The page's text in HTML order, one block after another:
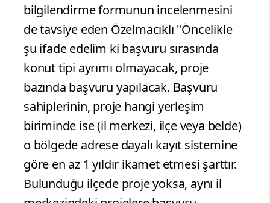
bilgilendirme formunun incelenmesini
de tavsiye eden Özelmacıklı "Öncelikle
şu ifade edelim ki başvuru sırasında
konut tipi ayrımı olmayacak, proje
bazında başvuru yapılacak. Başvuru
sahiplerinin, proje hangi yerleşim
biriminde ise (il merkezi, ilçe veya belde)
o bölgede adrese dayalı kayıt sistemine
göre en az 1 yıldır ikamet etmesi şarttır.
Bulunduğu ilçede proje yoksa, aynı il